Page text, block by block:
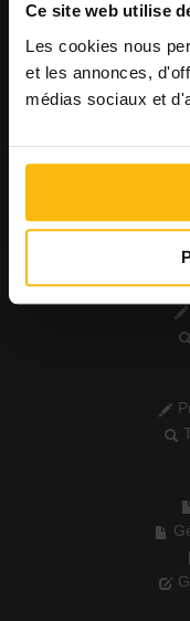
Ce site web utilise
Les cookies nous
et les annonces,
médias sociaux et